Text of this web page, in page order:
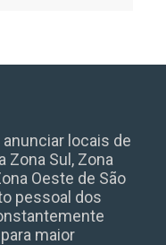
locais de
Zona Sul, Zona
Oeste de São
pessoal dos
maior